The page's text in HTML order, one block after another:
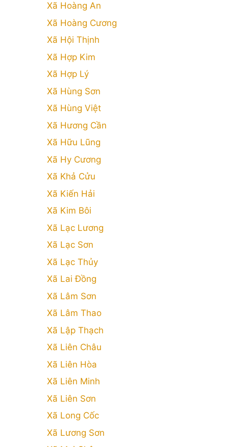
Xã Hoàng An
Xã Hoàng Cương
Xã Hội Thịnh
Xã Hợp Kim
Xã Hợp Lý
Xã Hùng Sơn
Xã Hùng Việt
Xã Hương Cần
Xã Hữu Lũng
Xã Hy Cương
Xã Khả Cửu
Xã Kiến Hải
Xã Kim Bôi
Xã Lạc Lương
Xã Lạc Sơn
Xã Lạc Thủy
Xã Lai Đồng
Xã Lâm Sơn
Xã Lâm Thao
Xã Lập Thạch
Xã Liên Châu
Xã Liên Hòa
Xã Liên Minh
Xã Liên Sơn
Xã Long Cốc
Xã Lương Sơn